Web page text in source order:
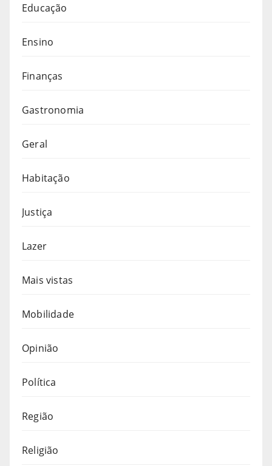
Educação
Ensino
Finanças
Gastronomia
Geral
Habitação
Justiça
Lazer
Mais vistas
Mobilidade
Opinião
Política
Região
Religião